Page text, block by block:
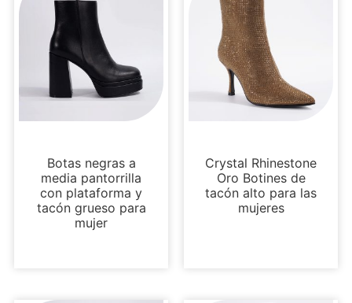
Botas negras a
media pantorrilla
con plataforma y
tacón grueso para
mujer
Crystal Rhinestone
Oro Botines de
tacón alto para las
mujeres